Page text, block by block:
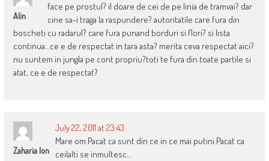
Alin
face pe prostul? il doare de cei de pe linia de tramvai? dar
cine sa-i traga la raspundere? autoritatile care fura din
boscheti cu radarul? care fura punand borduri si flori? si lista
continua…ce e de respectat in tara asta? merita ceva respectat aici?
nu suntem in jungla pe cont propriu?toti te fura din toate partile si
atat, ce e de respectat?
Zaharia Ion
July 22, 2011 at 23:43
Mare om.Pacat ca sunt din ce in ce mai putini.Pacat ca
ceilalti se inmultesc…